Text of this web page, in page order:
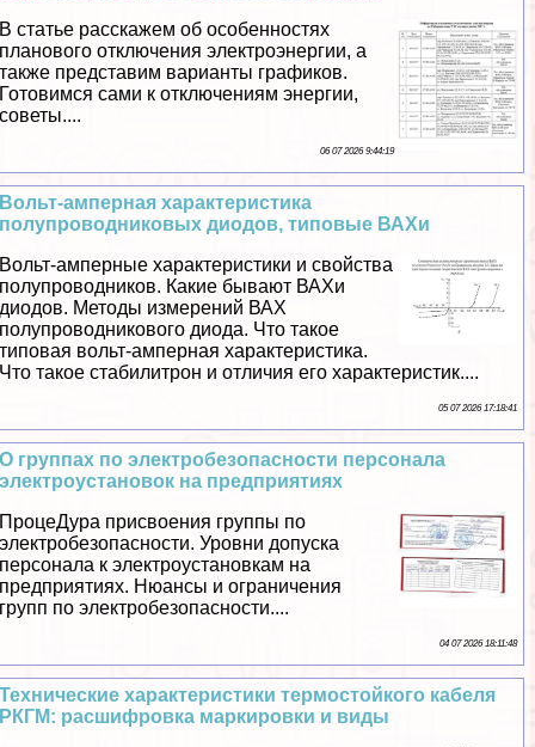
В статье расскажем об особенностях
планового отключения электроэнергии, а
также представим варианты графиков.
Готовимся сами к отключениям энергии,
советы....
06 07 2026 9:44:19
Вольт-амперная хаpaктеристика
полупроводниковых диодов, типовые ВАХи
Вольт-амперные хаpaктеристики и свойства
полупроводников. Какие бывают ВАХи
диодов. Методы измерений ВАХ
полупроводникового диода. Что такое
типовая вольт-амперная хаpaктеристика.
Что такое стабилитрон и отличия его хаpaктеристик....
05 07 2026 17:18:41
О группах по электробезопасности персонала
электроустановок на предприятиях
ПроцеДypa присвоения группы по
электробезопасности. Уровни допуска
персонала к электроустановкам на
предприятиях. Нюансы и ограничения
групп по электробезопасности....
04 07 2026 18:11:48
Технические хаpaктеристики термостойкого кабеля
РКГМ: расшифровка маркировки и виды